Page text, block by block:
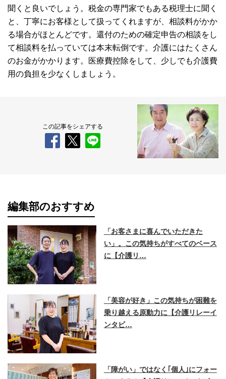
聞くと良いでしょう。税金の専門家でもある税理士に聞く
と、丁寧にお客様として扱ってくれますが、相談料がかか
る場合がほとんどです。還付のための確定申告の相談をし
て相談料を払っていては本末転倒です。介護にはたくさん
のお金がかかります。医療費控除をして、少しでも介護費
用の負担を少なくしましょう。
この記事をシェアする
編集部のおすすめ
「お客さまに喜んでいただきた
い」。この気持ちがすべてのベース
に【介護リ…
「美容が好き」この気持ちが困難を
乗り越える原動力に【介護リレーイ
ンタビ…
「障がい」ではなく｢個人｣にフォー